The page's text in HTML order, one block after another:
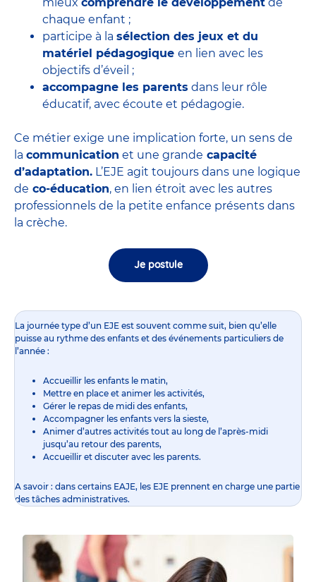
chaque enfant ;
participe à la sélection des jeux et du
matériel pédagogique en lien avec les
objectifs d’éveil ;
accompagne les parents dans leur rôle
éducatif, avec écoute et pédagogie.
Ce métier exige une implication forte, un sens de
la communication et une grande capacité
d’adaptation. L’EJE agit toujours dans une logique
de co-éducation, en lien étroit avec les autres
professionnels de la petite enfance présents dans
la crèche.
Je postule
La journée type d’un EJE est souvent comme suit, bien qu’elle
puisse au rythme des enfants et des événements particuliers de
l’année :
Accueillir les enfants le matin,
Mettre en place et animer les activités,
Gérer le repas de midi des enfants,
Accompagner les enfants vers la sieste,
Animer d’autres activités tout au long de l’après-midi
jusqu’au retour des parents,
Accueillir et discuter avec les parents.
A savoir : dans certains EAJE, les EJE prennent en charge une partie
des tâches administratives.